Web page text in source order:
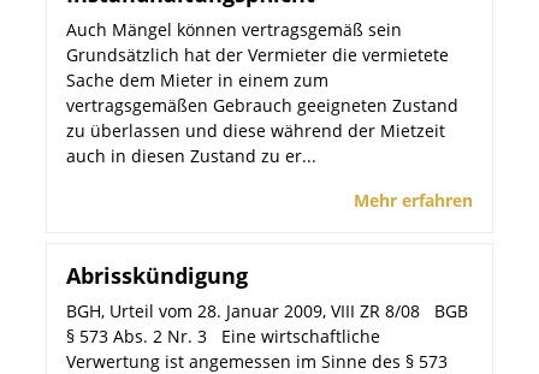
Auch Mängel können vertragsgemäß sein
Grundsätzlich hat der Vermieter die vermietete
Sache dem Mieter in einem zum
vertragsgemäßen Gebrauch geeigneten Zustand
zu überlassen und diese während der Mietzeit
auch in diesen Zustand zu er...
Mehr erfahren
Abrisskündigung
BGH, Urteil vom 28. Januar 2009, VIII ZR 8/08 BGB
§ 573 Abs. 2 Nr. 3 Eine wirtschaftliche
Verwertung ist angemessen im Sinne des § 573